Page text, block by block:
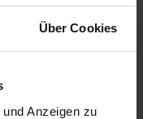
Über Cookies
Anzeigen zu
ab Donnerstag,